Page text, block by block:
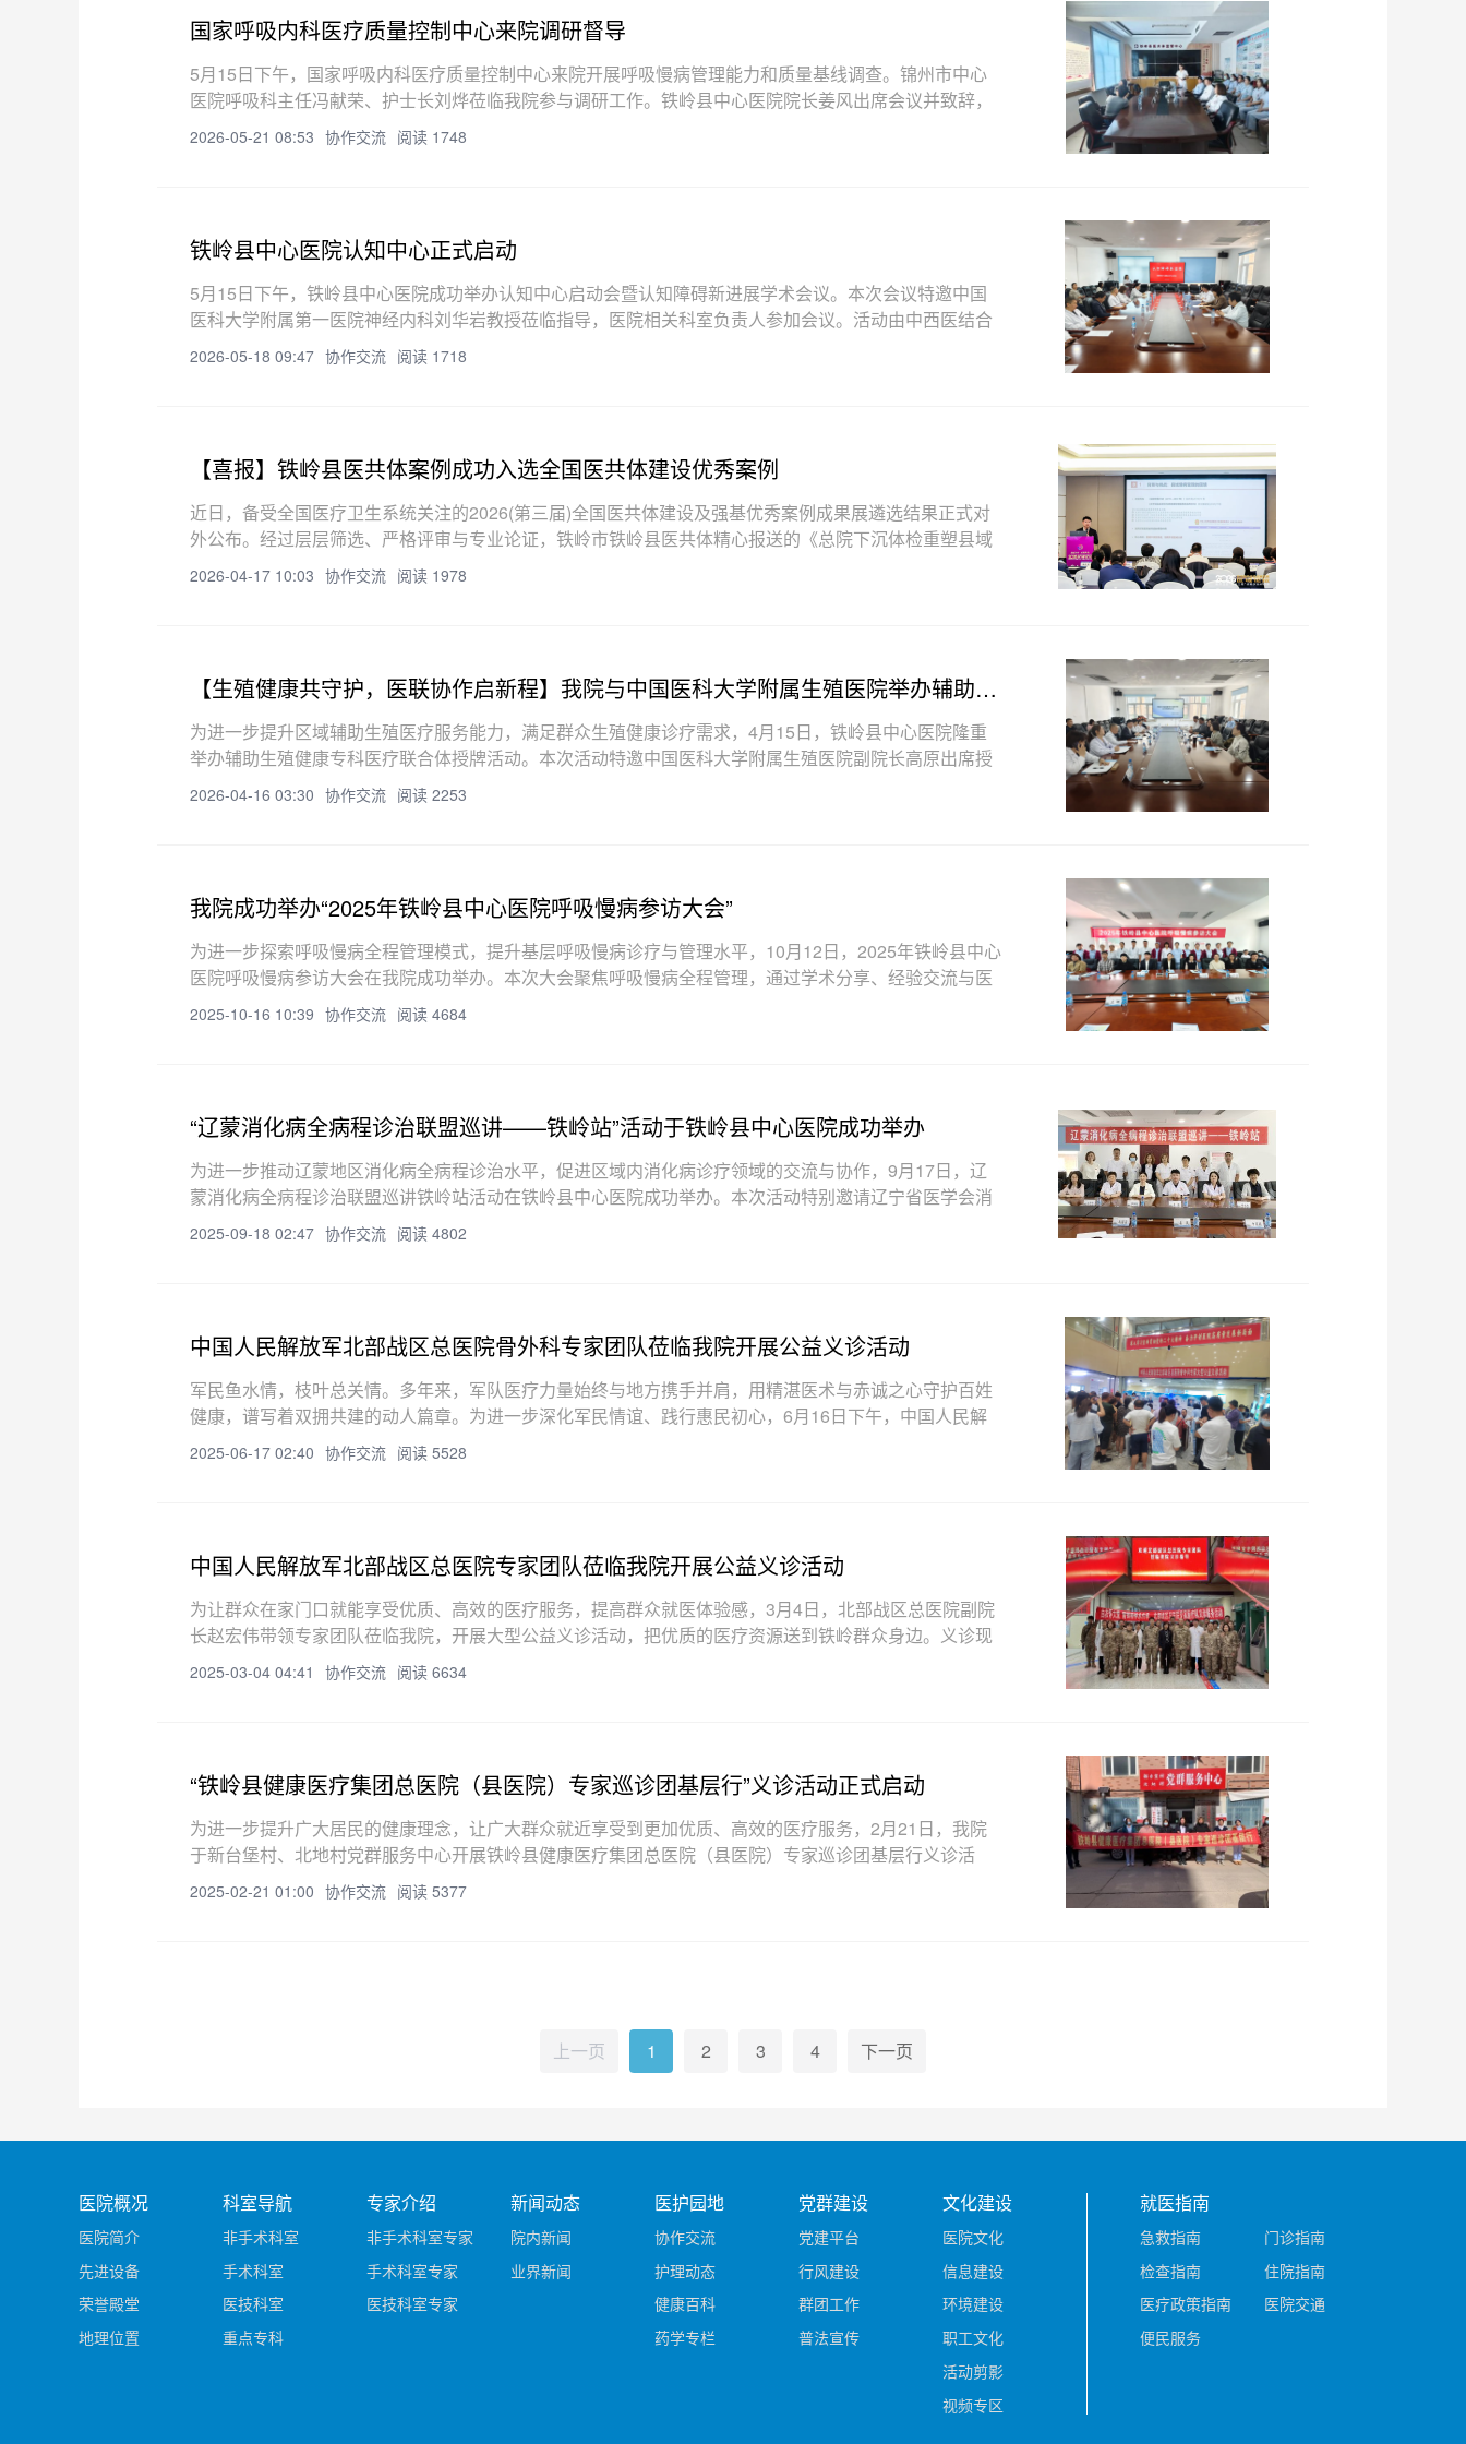
国家呼吸内科医疗质量控制中心来院调研督导
5月15日下午，国家呼吸内科医疗质量控制中心来院开展呼吸慢病管理能力和质量基线调查。锦州市中心
医院呼吸科主任冯献荣、护士长刘烨莅临我院参与调研工作。铁岭县中心医院院长姜风出席会议并致辞，
我院呼吸与危重症医学科主任王娜作工作汇报。会上，王娜主
2026-05-21 08:53 协作交流 阅读 1748
铁岭县中心医院认知中心正式启动
5月15日下午，铁岭县中心医院成功举办认知中心启动会暨认知障碍新进展学术会议。本次会议特邀中国
医科大学附属第一医院神经内科刘华岩教授莅临指导，医院相关科室负责人参加会议。活动由中西医结合
科主任王雅美主持。院长姜风在致辞中指出，随着人口老龄化
2026-05-18 09:47 协作交流 阅读 1718
【喜报】铁岭县医共体案例成功入选全国医共体建设优秀案例
近日，备受全国医疗卫生系统关注的2026(第三届)全国医共体建设及强基优秀案例成果展遴选结果正式对
外公布。经过层层筛选、严格评审与专业论证，铁岭市铁岭县医共体精心报送的《总院下沉体检重塑县域
慢病全流程管理》实践案例，凭借创新的服务模式、扎实
2026-04-17 10:03 协作交流 阅读 1978
【生殖健康共守护，医联协作启新程】我院与中国医科大学附属生殖医院举办辅助生
殖健康专科医疗联合体授牌仪式
为进一步提升区域辅助生殖医疗服务能力，满足群众生殖健康诊疗需求，4月15日，铁岭县中心医院隆重
举办辅助生殖健康专科医疗联合体授牌活动。本次活动特邀中国医科大学附属生殖医院副院长高原出席授
牌仪式，铁岭县中心医院领导班子、相关科室医务人员共同参
2026-04-16 03:30 协作交流 阅读 2253
我院成功举办“2025年铁岭县中心医院呼吸慢病参访大会”
为进一步探索呼吸慢病全程管理模式，提升基层呼吸慢病诊疗与管理水平，10月12日，2025年铁岭县中心
医院呼吸慢病参访大会在我院成功举办。本次大会聚焦呼吸慢病全程管理，通过学术分享、经验交流与医
院参访等环节，为呼吸慢病管理领域的专业人士搭建了
2025-10-16 10:39 协作交流 阅读 4684
“辽蒙消化病全病程诊治联盟巡讲——铁岭站”活动于铁岭县中心医院成功举办
为进一步推动辽蒙地区消化病全病程诊治水平，促进区域内消化病诊疗领域的交流与协作，9月17日，辽
蒙消化病全病程诊治联盟巡讲铁岭站活动在铁岭县中心医院成功举办。本次活动特别邀请辽宁省医学会消
化病学分会主任委员，中国医科大学附属第一医院消化内科、
2025-09-18 02:47 协作交流 阅读 4802
中国人民解放军北部战区总医院骨外科专家团队莅临我院开展公益义诊活动
军民鱼水情，枝叶总关情。多年来，军队医疗力量始终与地方携手并肩，用精湛医术与赤诚之心守护百姓
健康，谱写着双拥共建的动人篇章。为进一步深化军民情谊、践行惠民初心，6月16日下午，中国人民解
放军北部战区总医院骨外科专家团队莅临我院开展公益义诊活
2025-06-17 02:40 协作交流 阅读 5528
中国人民解放军北部战区总医院专家团队莅临我院开展公益义诊活动
为让群众在家门口就能享受优质、高效的医疗服务，提高群众就医体验感，3月4日，北部战区总医院副院
长赵宏伟带领专家团队莅临我院，开展大型公益义诊活动，把优质的医疗资源送到铁岭群众身边。义诊现
场，许多群众纷纷从各地赶来，早早便排起队伍，翘首以盼，
2025-03-04 04:41 协作交流 阅读 6634
“铁岭县健康医疗集团总医院（县医院）专家巡诊团基层行”义诊活动正式启动
为进一步提升广大居民的健康理念，让广大群众就近享受到更加优质、高效的医疗服务，2月21日，我院
于新台堡村、北地村党群服务中心开展铁岭县健康医疗集团总医院（县医院）专家巡诊团基层行义诊活
动。活动吸引了众多群众热情关注和踊跃参与，我院专家团队针
2025-02-21 01:00 协作交流 阅读 5377
上一页 1 2 3 4 下一页
医院概况
医院简介
先进设备
荣誉殿堂
地理位置
科室导航
非手术科室
手术科室
医技科室
重点专科
专家介绍
非手术科室专家
手术科室专家
医技科室专家
新闻动态
院内新闻
业界新闻
医护园地
协作交流
护理动态
健康百科
药学专栏
党群建设
党建平台
行风建设
群团工作
普法宣传
文化建设
医院文化
信息建设
环境建设
职工文化
活动剪影
视频专区
就医指南
急救指南
门诊指南
检查指南
住院指南
医疗政策指南
医院交通
便民服务